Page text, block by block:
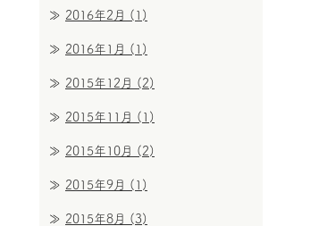
2016年2月 (1)
2016年1月 (1)
2015年12月 (2)
2015年11月 (1)
2015年10月 (2)
2015年9月 (1)
2015年8月 (3)